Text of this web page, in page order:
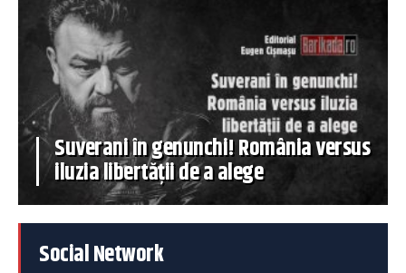
Suverani în genunchi! România versus
iluzia libertății de a alege
Social Network